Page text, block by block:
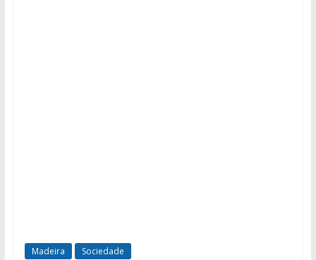
Madeira Sociedade